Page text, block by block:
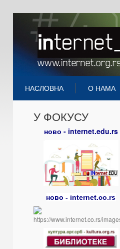
НАСЛОВНА О НАМА
У ФОКУСУ
ново - internet.edu.rs
ново - internet.co.rs